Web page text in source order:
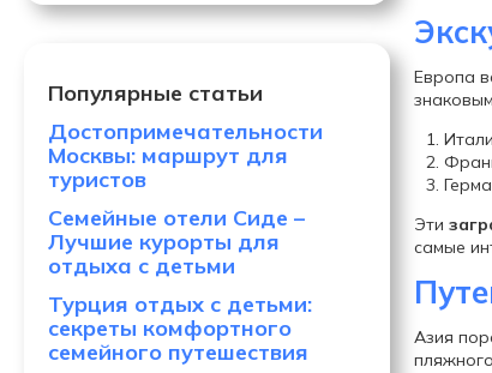
Популярные статьи
Достопримечательности
Москвы: маршрут для
туристов
Семейные отели Сиде –
Лучшие курорты для
отдыха с детьми
Турция отдых с детьми:
секреты комфортного
семейного путешествия
Европа
Эти
самые
Азия